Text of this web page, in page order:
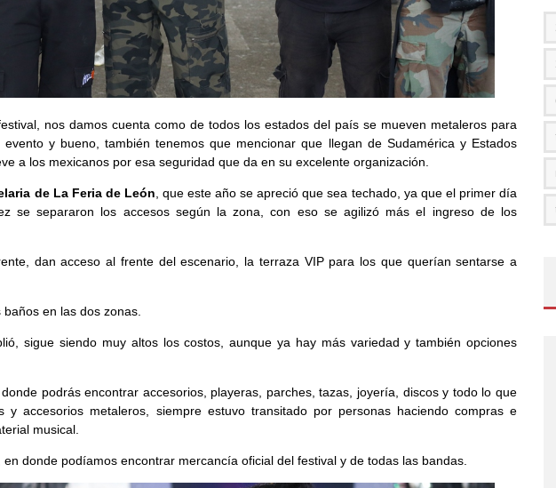
nos damos cuenta como de todos los estados del país se mueven metaleros para
y bueno, también tenemos que mencionar que llegan de Sudamérica y Estados
a los mexicanos por esa seguridad que da en su excelente organización.
de La Feria de León , que este año se apreció que sea techado, ya que el primer día
se separaron los accesos según la zona, con eso se agilizó más el ingreso de los
dan acceso al frente del escenario, la terraza VIP para los que querían sentarse a
en las dos zonas.
sigue siendo muy altos los costos, aunque ya hay más variedad y también opciones
donde podrás encontrar accesorios, playeras, parches, tazas, joyería, discos y todo lo que
y accesorios metaleros, siempre estuvo transitado por personas haciendo compras e
musical.
donde podíamos encontrar mercancía oficial del festival y de todas las bandas.